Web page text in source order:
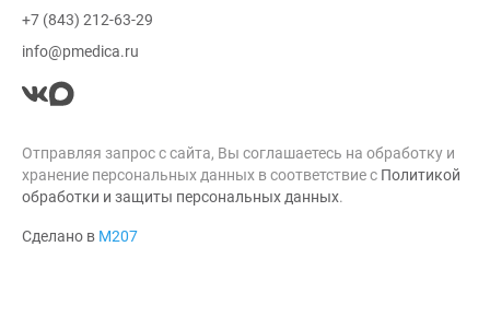
+7 (843) 212-63-29
info@pmedica.ru
Отправляя запрос с сайта, Вы соглашаетесь на обработку и
хранение персональных данных в соответствие с Политикой
обработки и защиты персональных данных.
Сделано в М207